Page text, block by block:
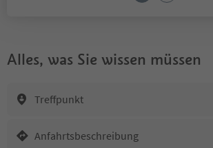
Alles, was Sie wissen müssen
Treffpunkt
Anfahrtsbeschreibung